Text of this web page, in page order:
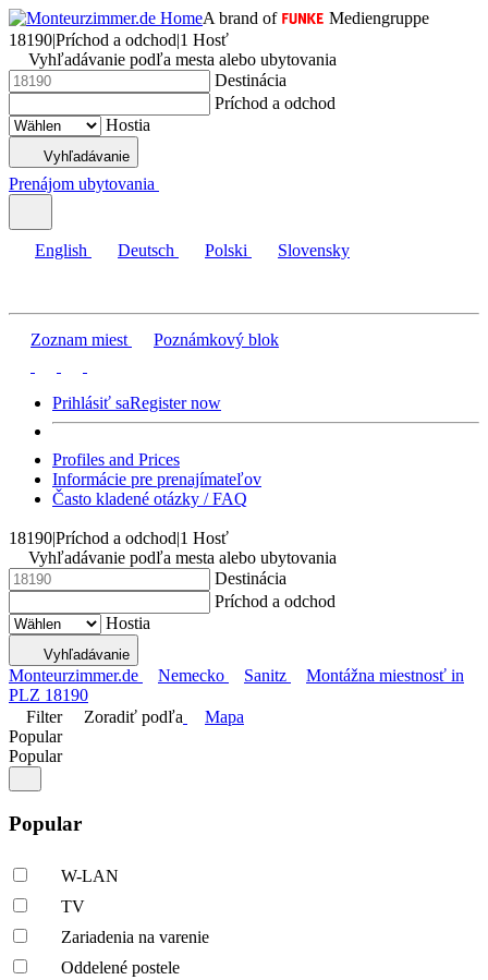
A brand of
Mediengruppe
18190|Príchod a odchod|1 Hosť
Vyhľadávanie podľa mesta alebo ubytovania
Destinácia
Príchod a odchod
Hostia
Vyhľadávanie
Prenájom ubytovania
English Deutsch Polski Slovensky
Zoznam miest Poznámkový blok
Prihlásiť saRegister now
Profiles and Prices
Informácie pre prenajímateľov
Často kladené otázky / FAQ
18190|Príchod a odchod|1 Hosť
Vyhľadávanie podľa mesta alebo ubytovania
Destinácia
Príchod a odchod
Hostia
Vyhľadávanie
Monteurzimmer.de Nemecko Sanitz
Montážna miestnosť in
PLZ 18190
Filter
Zoradiť podľa
Mapa
Popular
Popular
Popular
W-LAN
TV
Zariadenia na varenie
Oddelené postele